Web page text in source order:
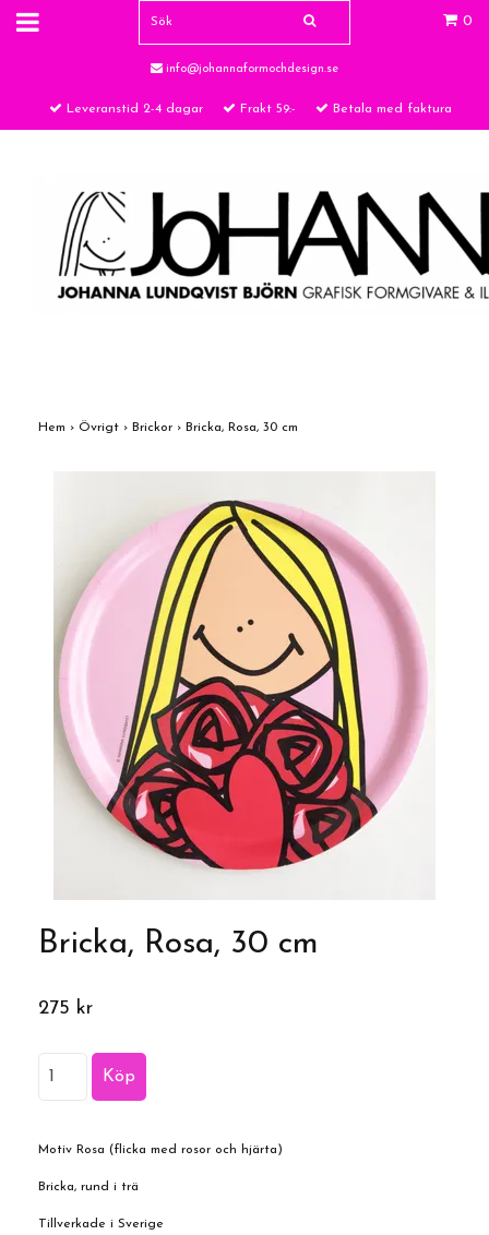
0
info@johannaformochdesign.se
Leveranstid 2-4 dagar Frakt 59:- Betala med faktura
Hem › Övrigt › Brickor › Bricka, Rosa, 30 cm
Bricka, Rosa, 30 cm
275 kr
Motiv Rosa (flicka med rosor och hjärta)
Bricka, rund i trä
Tillverkade i Sverige